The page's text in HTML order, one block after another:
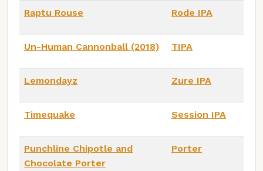
Raptu Rouse Rode IPA
Un-Human Cannonball (2018) TIPA
Lemondayz Zure IPA
Timequake Session IPA
Punchline Chipotle and
Chocolate Porter
Porter